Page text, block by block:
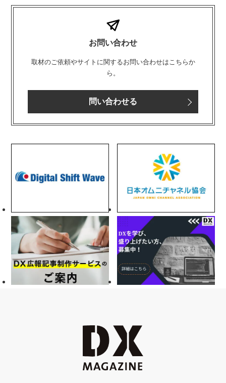
お問い合わせ
取材のご依頼やサイトに関するお問い合わせはこちらか
ら。
問い合わせる